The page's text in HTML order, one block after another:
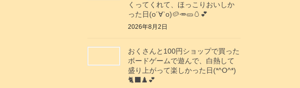
くってくれて、ほっこりおいしか
った日(о´∀`о)🥔🥕🥒🥚💕
2026年8月2日
おくさんと100円ショップで買った
ボードゲームで遊んで、白熱して
盛り上がって楽しかった日(*^O^*)
🐈‍⬛♟️💕